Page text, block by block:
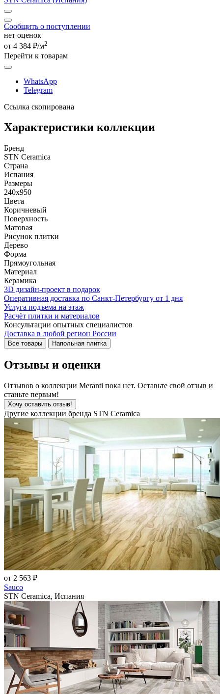
Сообщить о поступлении
нет оценок
от 4 384 ₽/м2
Перейти к товарам
WhatsApp
Telegram
Ссылка скопирована
Характеристики коллекции
Бренд
STN Ceramica
Страна
Испания
Размеры
240x950
Цвета
Коричневый
Поверхность
Матовая
Рисунок плитки
Дерево
Форма
Прямоугольная
Материал
Керамика
3D дизайн-проект в подарок
Оперативная доставка по Санкт-Петербургу от 1 дня
Услуга подъема на этаж
Расчёт плитки и материалов
Консультации опытных специалистов
Доставка в любой регион России
Все товары Напольная плитка
Отзывы и оценки
Отзывов о коллекции Meranti пока нет. Оставьте свой отзыв и
станьте первым!
Хочу оставить отзыв!
Другие коллекции бренда STN Ceramica
от 2 563 ₽
Sauco
STN Ceramica, Испания